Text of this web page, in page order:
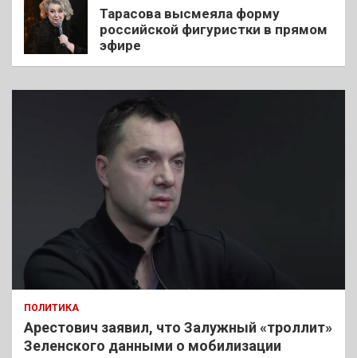
Тарасова высмеяла форму
российской фигуристки в прямом
эфире
ПОЛИТИКА
Арестович заявил, что Залужный «троллит»
Зеленского данными о мобилизации